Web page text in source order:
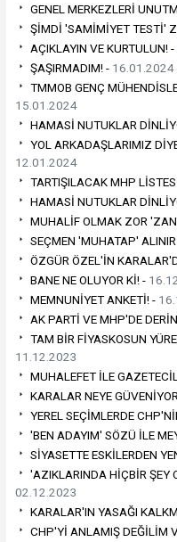
GENEL MERKEZLERİ
ŞİMDİ 'SAMİMİYET TESTİ'
AÇIKLAYIN VE KURTULUN! -
ŞAŞIRMADIM! - 16.01.2024
TMMOB GENÇ
15.01.2024
HAMASİ NUTUKLAR
YOL ARKADAŞLARIMIZ
12.01.2024
TARTIŞILACAK MHP
HAMASİ NUTUKLAR
MUHALİF OLMAK ZOR
SEÇMEN 'MUHATAP'
ÖZGÜR ÖZEL'İN
BANE NE OLUYOR Kİ! -
MEMNUNİYET ANKETİ! -
AK PARTİ VE MHP'DE
TAM BİR FİYASKOSUN
11.12.2023
MUHALEFET İLE
KARALAR NEYE
YEREL SEÇİMLERDE
'BEN ADAYIM' SÖZÜ İLE
SİYASETTE ESKİLERDEN
'AZIKLARINDA HİÇBİR ŞEY
02.12.2023
KARALAR'IN YASAĞI
CHP'Yİ ANLAMIŞ DEĞİLİM